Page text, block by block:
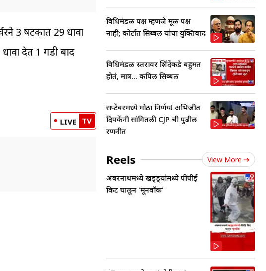
3 षटकात 29 धावा
देत 1 गडी बाद
LIVE TV
विधिमंडळ पक्ष म्हणजे मूळ पक्ष
नाही; कोर्टात सिब्बल यांचा युक्तिवाद
विधिमंडळ स्तरावर शिंदेंकडे बहुमत
होतं, मात्र... कपिल सिब्बल
सप्टेंबरमध्ये मोठा निर्णय! अभिजीत
दिपकेंनी सांगितली CJP ची पुढील
रणनीत
Reels View More
अंबरनाथमध्ये खड्ड्यांमध्ये पीपीई
किट घालून 'मूनवॉक'